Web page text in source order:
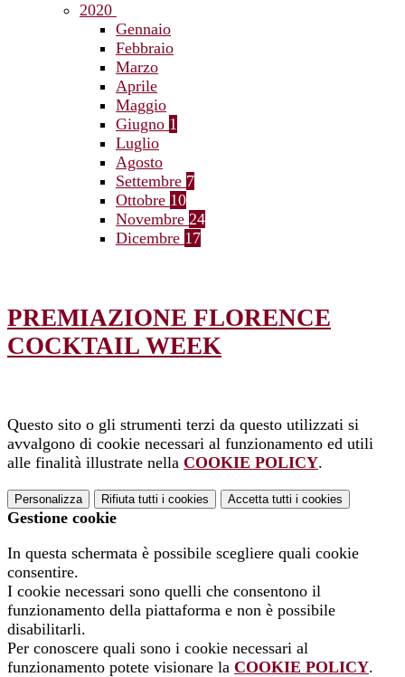
2020
Gennaio
Febbraio
Marzo
Aprile
Maggio
Giugno 1
Luglio
Agosto
Settembre 7
Ottobre 10
Novembre 24
Dicembre 17
PREMIAZIONE FLORENCE
COCKTAIL WEEK
Questo sito o gli strumenti terzi da questo utilizzati si
avvalgono di cookie necessari al funzionamento ed utili
alle finalità illustrate nella COOKIE POLICY.
Personalizza Rifiuta tutti i cookies Accetta tutti i cookies
Gestione cookie
In questa schermata è possibile scegliere quali cookie
consentire.
I cookie necessari sono quelli che consentono il
funzionamento della piattaforma e non è possibile
disabilitarli.
Per conoscere quali sono i cookie necessari al
funzionamento potete visionare la COOKIE POLICY.